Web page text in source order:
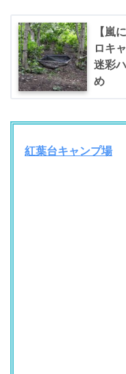
【嵐
ロキ
迷彩
め
紅葉台キャンプ場